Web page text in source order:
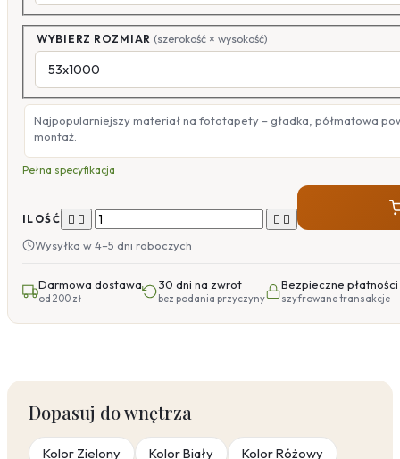
WYBIERZ ROZMIAR (szerokość × wysokość)
Najpopularniejszy materiał na fototapety – gładka, półmatowa
montaż.
Pełna specyfikacja
ILOŚĆ    
Wysyłka w 4–5 dni roboczych
Darmowa dostawa
od 200 zł
30 dni na zwrot
bez podania przyczyny
Bezpieczne płatności
szyfrowane transakcje
Dopasuj do wnętrza
Kolor Zielony Kolor Biały Kolor Różowy